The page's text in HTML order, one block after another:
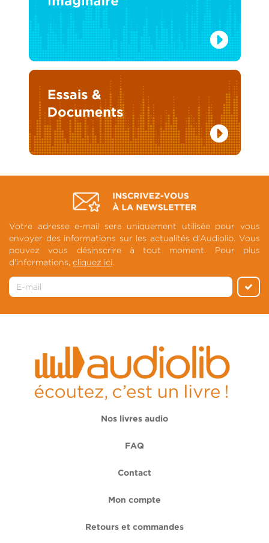
Votre adresse e-mail sera uniquement utilisée pour vous
envoyer des informations sur les actualités d'Audiolib. Vous
pouvez vous désinscrire à tout moment. Pour plus
d'informations, cliquez ici.
Nos livres audio
FAQ
Contact
Mon compte
Retours et commandes